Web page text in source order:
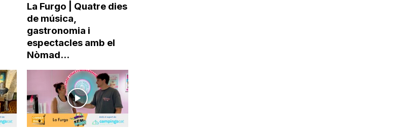
La Furgo | Quatre dies
de música,
gastronomia i
espectacles amb el
Nòmad...